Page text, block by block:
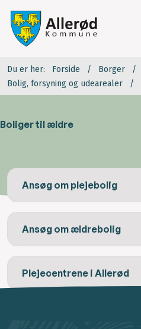
Du er her: Forside
Borger
Bolig, forsyning og udearealer
Boliger til ældre
Ansøg om plejebolig
Ansøg om ældrebolig
Plejecentrene i Allerød